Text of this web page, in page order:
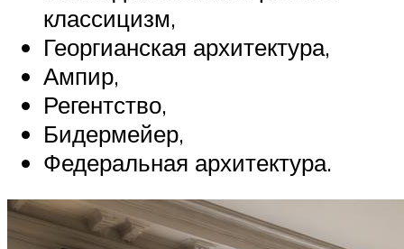
классицизм,
Георгианская архитектура,
Ампир,
Регентство,
Бидермейер,
Федеральная архитектура.